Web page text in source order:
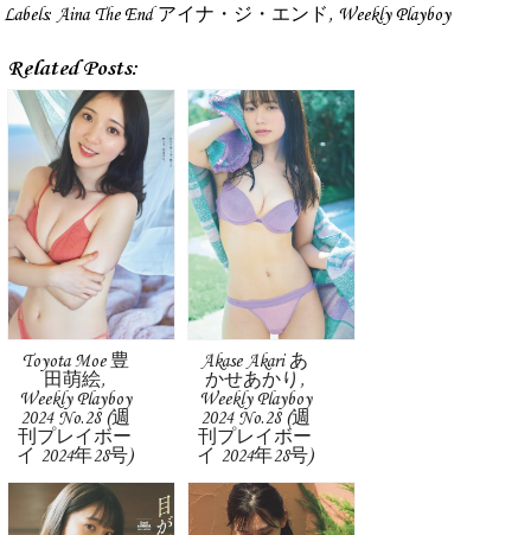
Labels: Aina The End アイナ・ジ・エンド, Weekly Playboy
Related Posts:
Toyota Moe 豊
田萌絵,
Weekly Playboy
2024 No.28 (週
刊プレイボー
イ 2024年28号)
Akase Akari あ
かせあかり,
Weekly Playboy
2024 No.28 (週
刊プレイボー
イ 2024年28号)